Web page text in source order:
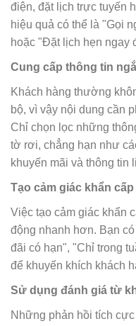
điện, đặt lịch trực tuyến
hiệu quả có thể là "Gọi
hoặc "Đặt lịch hẹn ngay
Cung cấp thông tin
Khách hàng thường
bộ, vì vậy nội dung cần
Chỉ chọn lọc những
tờ rơi, chẳng hạn như
khuyến mãi và thông tin
Tạo cảm giác khẩn cấp
Việc tạo cảm giác khẩn
động nhanh hơn. Bạn
đãi có hạn", "Chỉ trong
để khuyến khích khách
Sử dụng đánh giá từ
Những phản hồi tích